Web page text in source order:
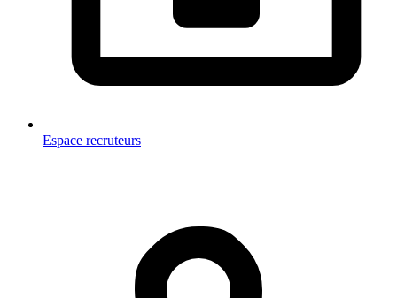
Espace recruteurs